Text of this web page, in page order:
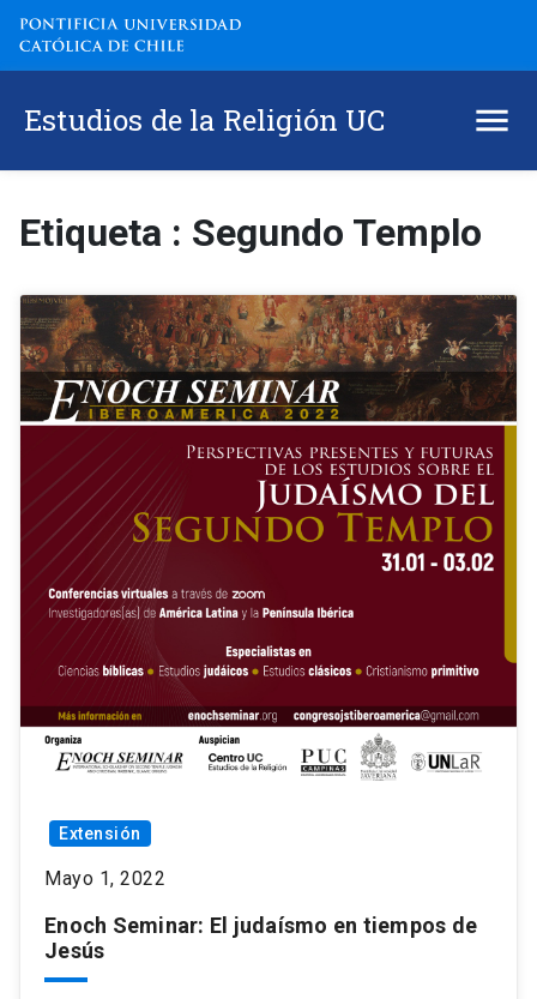
Estudios de la Religión UC
Etiqueta : Segundo Templo
Extensión
Mayo 1, 2022
Enoch Seminar: El judaísmo en tiempos de
Jesús